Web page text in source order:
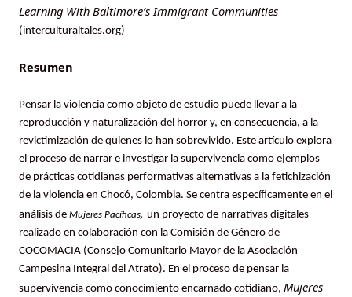
Learning With Baltimore’s Immigrant Communities
(interculturaltales.org)
Resumen
Pensar la violencia como objeto de estudio puede llevar a la
reproducción y naturalización del horror y, en consecuencia, a la
revictimización de quienes lo han sobrevivido. Este artículo explora
el proceso de narrar e investigar la supervivencia como ejemplos
de prácticas cotidianas performativas alternativas a la fetichización
de la violencia en Chocó, Colombia. Se centra específicamente en el
análisis de Mujeres Pacíficas, un proyecto de narrativas digitales
realizado en colaboración con la Comisión de Género de
COCOMACIA (Consejo Comunitario Mayor de la Asociación
Campesina Integral del Atrato). En el proceso de pensar la
supervivencia como conocimiento encarnado cotidiano, Mujeres